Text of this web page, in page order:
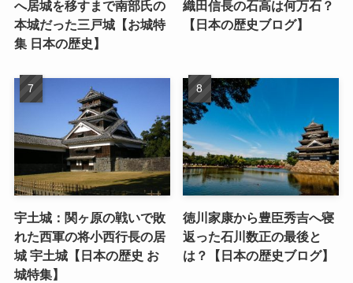
へ居城を移すまで南部氏の
本城だった三戸城【お城特
集 日本の歴史】
織田信長の石高は何万石？
【日本の歴史ブログ】
宇土城：関ヶ原の戦いで敗
れた西軍の将小西行長の居
城 宇土城【日本の歴史 お
城特集】
徳川家康から豊臣秀吉へ寝
返った石川数正の最後と
は？【日本の歴史ブログ】